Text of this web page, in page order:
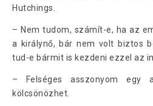
Hutchings.
– Nem tudom, számít-e, ha az
a királynő, bár nem volt biztos
tud-e bármit is kezdeni ezzel az
– Felséges asszonyom egy
kölcsönözhet.